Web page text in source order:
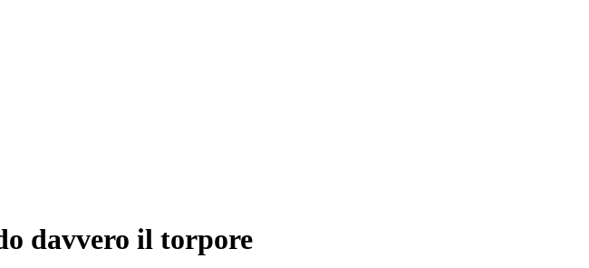
davvero il torpore